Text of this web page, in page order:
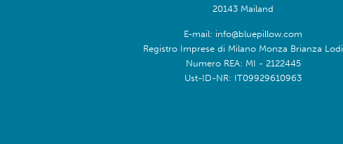
20143 Mailand
E-mail: info@bluepillow.com
Registro Imprese di Milano Monza Brianza Lodi
Numero REA: MI - 2122445
Ust-ID-NR: IT09929610963